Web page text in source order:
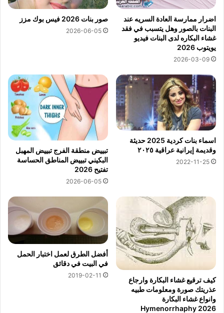
اضرار ممارسة العادة السريه عند
البنات بالصور وهل يتسبب في فقد
غشاء البكاره لدى البنات فيديو
يويتوب 2026
2026-03-09
صور بنات 2026 فيس بوك مزز
2026-06-05
اسماء بنات كردية 2025 حديثة
وقديمة إيرانية عراقية ٢٠٢٥
2022-11-25
تبييض منطقة الفرج تبييض المهبل
البكيني تبييض المناطق الحساسة
تفتيح 2026
2026-06-05
كيف ترقيع غشاء البكارة وارجاع
عذريتك صورة ومعلومات طبيه
وانواع غشاء البكارة
Hymenorrhaphy 2026
أفضل الطرق لعمل اختبار الحمل
في البيت في دقائق
2019-02-11